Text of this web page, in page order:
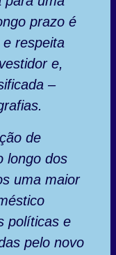
prazo é
respeita
e,
–
de
longo dos
uma maior
políticas e
pelo novo